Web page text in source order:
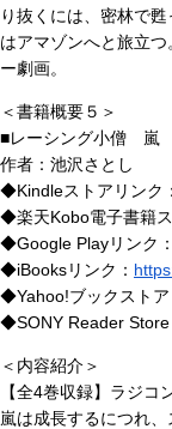
り抜くには、密林で
はアマゾンへと旅立
ー劇画。
＜書籍概要５＞
■レーシング小僧
作者：池沢さとし
◆Kindleストアリンク：
◆楽天Kobo電子書籍ス
◆Google Playリンク：
◆iBooksリンク：
◆Yahoo!ブックストア
◆SONY Reader Store
＜内容紹介＞
【全4巻収録】ラジコ
嵐は成長するにつれ